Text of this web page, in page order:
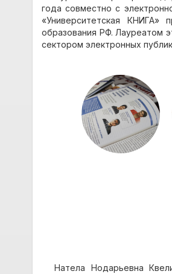
года совместно с
«Университетская КНИГА»
образования РФ. Лауреатом
сектором электронных
Натела Нодарьевна